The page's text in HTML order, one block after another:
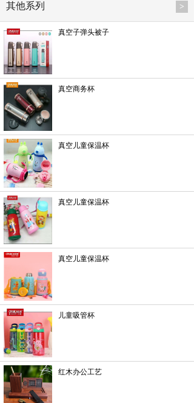
其他系列 >
真空子弹头被子
真空商务杯
真空儿童保温杯
真空儿童保温杯
真空儿童保温杯
儿童吸管杯
红木办公工艺